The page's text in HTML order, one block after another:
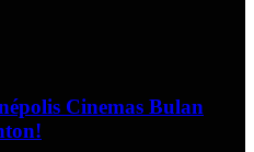
Cinemas Bulan